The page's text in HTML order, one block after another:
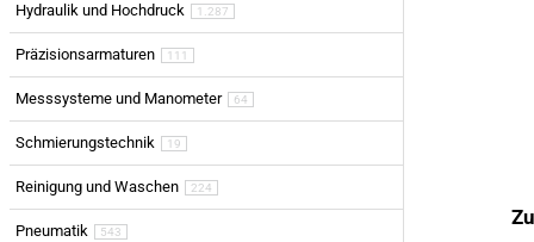
Hydraulik und Hochdruck 1.287
Präzisionsarmaturen 111
Messsysteme und Manometer 64
Schmierungstechnik 19
Reinigung und Waschen 224
Pneumatik 543